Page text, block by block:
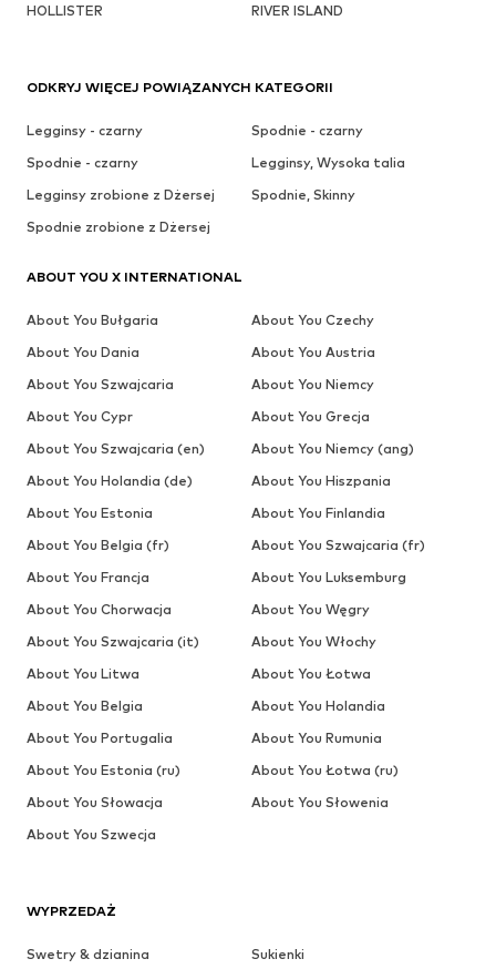
HOLLISTER
RIVER ISLAND
WYPRZEDAŻ
Swetry & dzianina
Sukienki
ODKRYJ WIĘCEJ POWIĄZANYCH KATEGORII
Legginsy - czarny
Spodnie - czarny
Spodnie - czarny
Legginsy, Wysoka talia
Legginsy zrobione z Dżersej
Spodnie, Skinny
Spodnie zrobione z Dżersej
ABOUT YOU X INTERNATIONAL
About You Bułgaria
About You Czechy
About You Dania
About You Austria
About You Szwajcaria
About You Niemcy
About You Cypr
About You Grecja
About You Szwajcaria (en)
About You Niemcy (ang)
About You Holandia (de)
About You Hiszpania
About You Estonia
About You Finlandia
About You Belgia (fr)
About You Szwajcaria (fr)
About You Francja
About You Luksemburg
About You Chorwacja
About You Węgry
About You Szwajcaria (it)
About You Włochy
About You Litwa
About You Łotwa
About You Belgia
About You Holandia
About You Portugalia
About You Rumunia
About You Estonia (ru)
About You Łotwa (ru)
About You Słowacja
About You Słowenia
About You Szwecja